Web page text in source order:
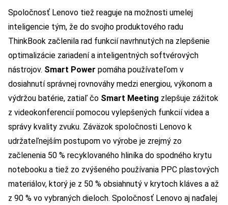
Spoločnosť Lenovo tiež reaguje na možnosti umelej
inteligencie tým, že do svojho produktového radu
ThinkBook začlenila rad funkcií navrhnutých na zlepšenie
optimalizácie zariadení a inteligentných softvérových
nástrojov. Smart Power pomáha používateľom v
dosiahnutí správnej rovnováhy medzi energiou, výkonom a
výdržou batérie, zatiaľ čo Smart Meeting zlepšuje zážitok
z videokonferencií pomocou vylepšených funkcií videa a
správy kvality zvuku. Záväzok spoločnosti Lenovo k
udržateľnejším postupom vo výrobe je zrejmý zo
začlenenia 50 % recyklovaného hliníka do spodného krytu
notebooku a tiež zo zvýšeného používania PPC plastových
materiálov, ktorý je z 50 % obsiahnutý v krytoch kláves a až
z 90 % vo vybraných dieloch. Spoločnosť Lenovo aj naďalej